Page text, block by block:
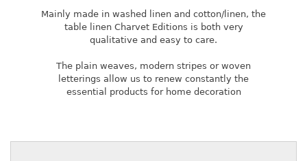
Mainly made in washed linen and cotton/linen, the
table linen Charvet Editions is both very
qualitative and easy to care.
The plain weaves, modern stripes or woven
letterings allow us to renew constantly the
essential products for home decoration